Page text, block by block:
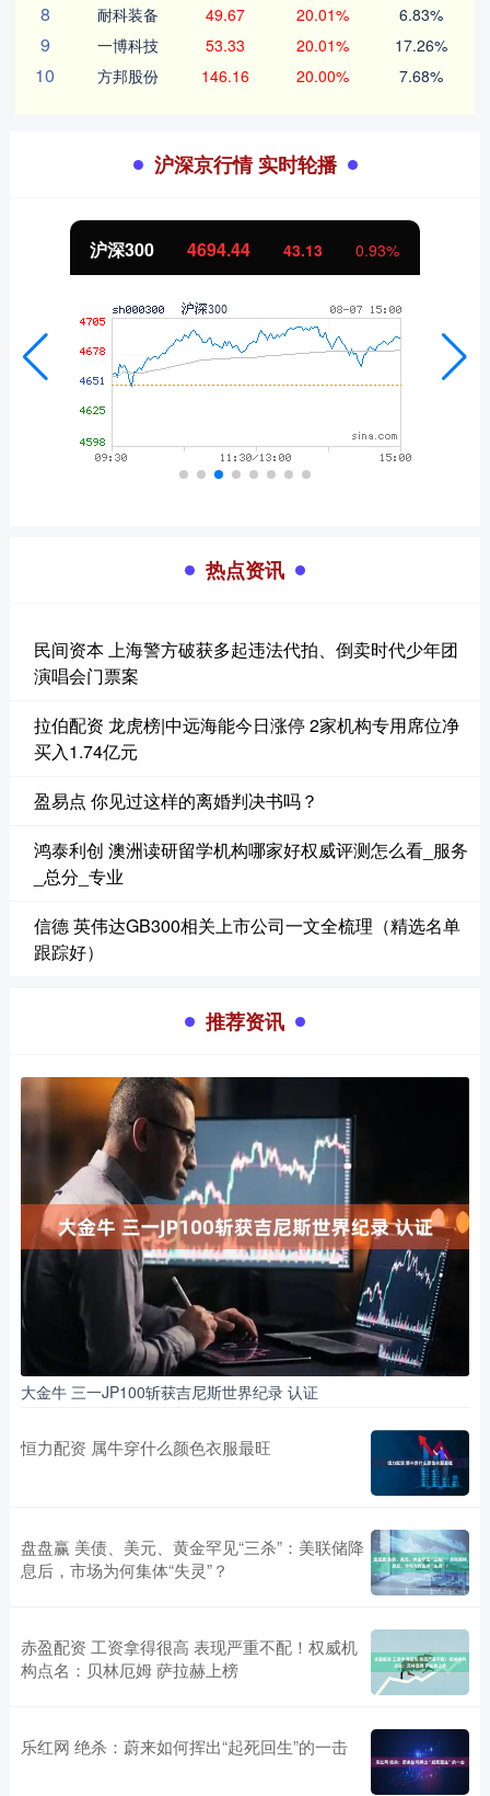
8 耐科装备 49.67 20.01% 6.83%
9 一博科技 53.33 20.01% 17.26%
10 方邦股份 146.16 20.00% 7.68%
沪深京行情 实时轮播
北证50 1134.24 11.37 1.01%
热点资讯
民间资本 上海警方破获多起违法代拍、倒卖时代少年团
演唱会门票案
拉伯配资 龙虎榜|中远海能今日涨停 2家机构专用席位净
买入1.74亿元
盈易点 你见过这样的离婚判决书吗？
鸿泰利创 澳洲读研留学机构哪家好权威评测怎么看_服务
_总分_专业
信德 英伟达GB300相关上市公司一文全梳理（精选名单
跟踪好）
推荐资讯
大金牛 三一JP100斩获吉尼斯世界纪录 认证
恒力配资 属牛穿什么颜色衣服最旺
盘盘赢 美债、美元、黄金罕见“三杀”：美联储降
息后，市场为何集体“失灵”？
赤盈配资 工资拿得很高 表现严重不配！权威机
构点名：贝林厄姆 萨拉赫上榜
乐红网 绝杀：蔚来如何挥出“起死回生”的一击